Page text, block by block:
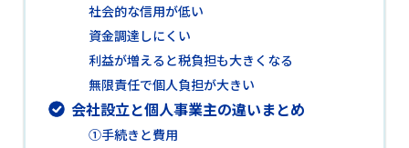
社会的な信用が低い
資金調達しにくい
利益が増えると税負担も大きくなる
無限責任で個人負担が大きい
会社設立と個人事業主の違いまとめ
①手続きと費用